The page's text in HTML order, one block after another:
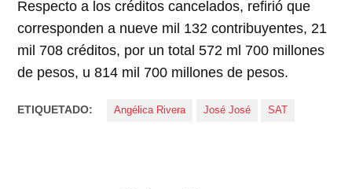
Respecto a los créditos cancelados, refirió que
corresponden a nueve mil 132 contribuyentes, 21
mil 708 créditos, por un total 572 ml 700 millones
de pesos, u 814 mil 700 millones de pesos.
ETIQUETADO: Angélica Rivera José José SAT